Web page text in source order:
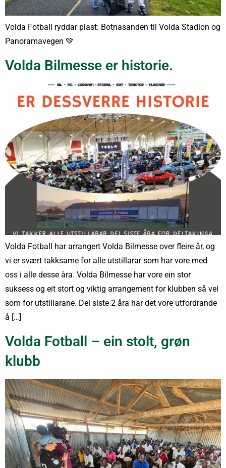
Volda Fotball ryddar plast: Botnasanden til Volda Stadion og
Panoramavegen 💚
Volda Bilmesse er historie.
Volda Fotball har arrangert Volda Bilmesse over fleire år, og
vi er svært takksame for alle utstillarar som har vore med
oss i alle desse åra. Volda Bilmesse har vore ein stor
suksess og eit stort og viktig arrangement for klubben så vel
som for utstillarane. Dei siste 2 åra har det vore utfordrande
å […]
Volda Fotball – ein stolt, grøn
klubb